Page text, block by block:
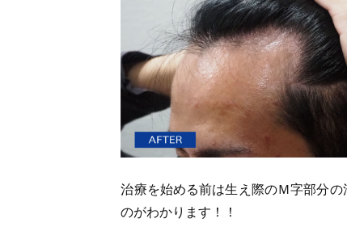
治療を始める前は生え際のＭ字部分
のがわかります！！